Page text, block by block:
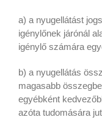
a) a nyugellátást
igénylőnek járónál
igénylő számára
b) a nyugellátás
magasabb
egyébként
azóta tudomására